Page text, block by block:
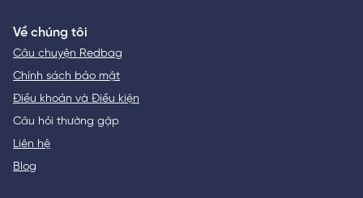
Về chúng tôi
Câu chuyện Redbag
Chính sách bảo mật
Điều khoản và Điều kiện
Câu hỏi thường gặp
Liên hệ
Blog